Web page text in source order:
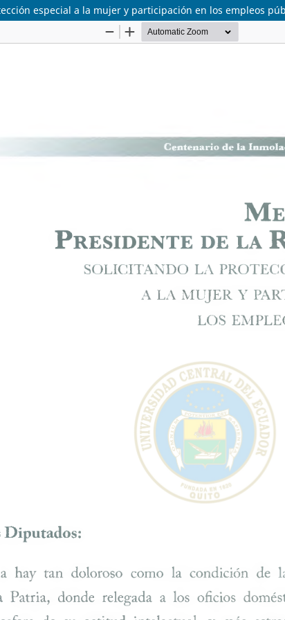
especial a la mujer y participación en los empleos